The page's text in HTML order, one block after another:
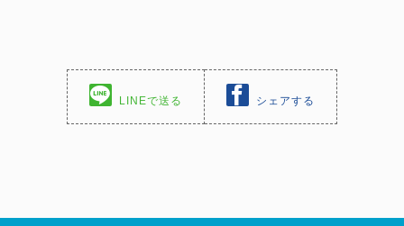
LINEで送る シェアする